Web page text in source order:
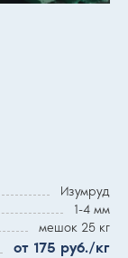
Изумруд
1-4 мм
мешок 25 кг
от 175 руб./кг